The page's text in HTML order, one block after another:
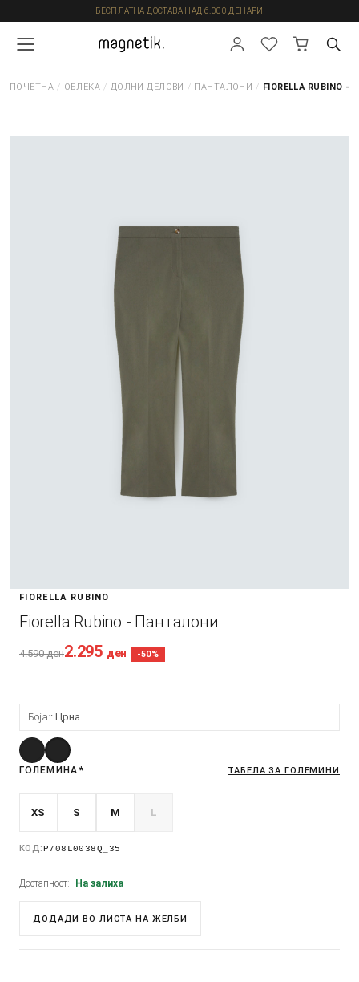
БЕСПЛАТНА ДОСТАВА НАД 6.000 ДЕНАРИ
ПОЧЕТНА / ОБЛЕКА / ДОЛНИ ДЕЛОВИ / ПАНТАЛОНИ / FIORELLA RUBINO
FIORELLA RUBINO
Fiorella Rubino - Панталони
4.590ден2.295 ден -50%
Боја: Црна
ГОЛЕМИНА * ТАБЕЛА ЗА ГОЛЕМИНИ
XS S M L
КОД: P708L0038Q_35
Достапност: На залиха
ДОДАДИ ВО ЛИСТА НА ЖЕЛБИ